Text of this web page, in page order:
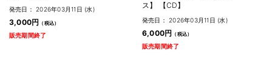
発売日： 2026年03月11日 (水)
3,000円
販売期間終了
ス】 【CD】
発売日： 2026年03月11日 (水)
6,000円
販売期間終了